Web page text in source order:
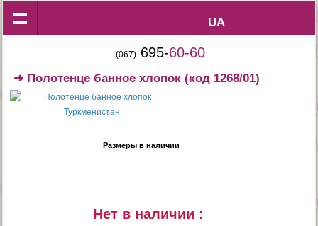
UA
UA
(067) 695-60-60
➜ Полотенце банное хлопок (код 1268/01)
Размеры в наличии
Нет в наличии :